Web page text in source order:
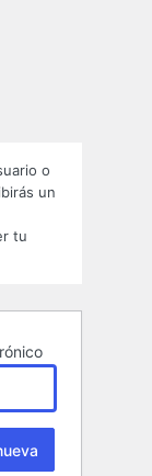
o
un
tu